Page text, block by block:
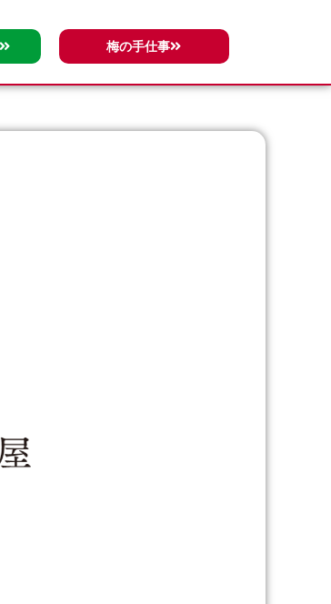
梅の手仕事